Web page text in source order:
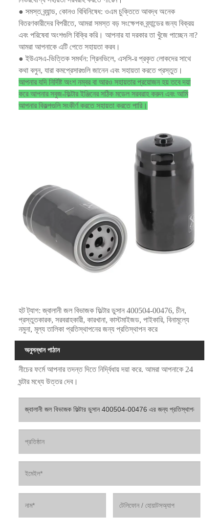
● সমস্ত ব্র্যান্ড, কোনও বিধিনিষেধ: ওএম চুক্তিতে আবদ্ধ অনেক
বিতরণকারীদের বিপরীতে, আমরা সমস্ত বড় সংক্ষেপক ব্র্যান্ডের জন্য বিক্রয়
এবং পরিষেবা অংশগুলি বিক্রি করি। আপনার যা দরকার তা খুঁজে পাচ্ছেন না?
আমরা আপনাকে এটি পেতে সহায়তা করব।
● ইউএসএ-ভিত্তিক সমর্থন: গ্রিনভিলে, এসসি-র প্রকৃত লোকদের সাথে
কথা বলুন, যারা কমপ্রেসারগুলি জানেন এবং সহায়তা করতে প্রস্তুত।
আপনার যদি নির্দিষ্ট অংশ নম্বর বা আরও সহায়তার প্রয়োজন হয় তবে দয়া
করে আপনার সবুজ-ফিল্টার ইঞ্জিনের সঠিক মডেল সরবরাহ করুন এবং আমি
আপনার বিকল্পগুলি সংকীর্ণ করতে সহায়তা করতে পারি।
হট ট্যাগ: জ্বালানী জল বিভাজক ফিল্টার ডুসান 400504-00476, চীন,
প্রস্তুতকারক, সরবরাহকারী, কারখানা, কাস্টমাইজড, পাইকারি, বিনামূল্যে
নমুনা, মূল্য তালিকা প্রতিস্থাপনের জন্য প্রতিস্থাপন করে
অনুসন্ধান পাঠান
নীচের ফর্মে আপনার তদন্ত দিতে নির্দ্বিধায় দয়া করে. আমরা আপনাকে 24
ঘন্টার মধ্যে উত্তর দেব।